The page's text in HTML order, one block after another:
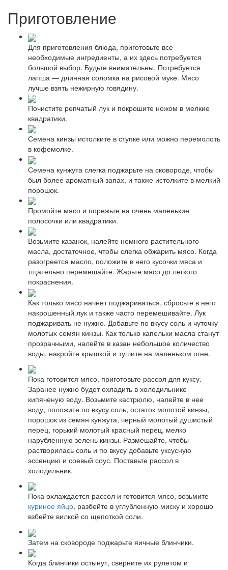
Приготовление
Для приготовления блюда, приготовьте все
необходимые ингредиенты, а их здесь потребуется
большой выбор. Будьте внимательны. Потребуется
лапша — длинная соломка на рисовой муке. Мясо
лучше взять нежирную говядину.
Почистите репчатый лук и покрошите ножом в мелкие
квадратики.
Семена кинзы истолките в ступке или можно перемолоть
в кофемолке.
Семена кунжута слегка поджарьте на сковороде, чтобы
был более ароматный запах, и также истолките в мелкий
порошок.
Промойте мясо и порежьте на очень маленькие
полосочки или квадратики.
Возьмите казанок, налейте немного растительного
масла, достаточное, чтобы слегка обжарить мясо. Когда
разогреется масло, положите в него кусочки мяса и
тщательно перемешайте. Жарьте мясо до легкого
покраснения.
Как только мясо начнет поджариваться, сбросьте в него
накрошенный лук и также часто перемешивайте. Лук
поджаривать не нужно. Добавьте по вкусу соль и чуточку
молотых семян кинзы. Как только капельки масла станут
прозрачными, налейте в казан небольшое количество
воды, накройте крышкой и тушите на маленьком огне.
Пока готовится мясо, приготовьте рассол для куксу.
Заранее нужно будет охладить в холодильнике
кипяченую воду. Возьмите кастрюлю, налейте в нее
воду, положите по вкусу соль, остаток молотой кинзы,
порошок из семян кунжута, черный молотый душистый
перец, горький молотый красный перец, мелко
нарубленную зелень кинзы. Размешайте, чтобы
растворилась соль и по вкусу добавьте уксусную
эссенцию и соевый соус. Поставьте рассол в
холодильник.
Пока охлаждается рассол и готовится мясо, возьмите
куриное яйцо, разбейте в углубленную миску и хорошо
взбейте вилкой со щепоткой соли.
Затем на сковороде поджарьте яичные блинчики.
Когда блинчики остынут, сверните их рулетом и